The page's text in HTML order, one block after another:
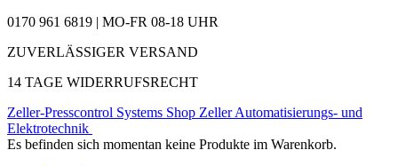
0170 961 6819 | MO-FR 08-18 UHR
ZUVERLÄSSIGER VERSAND
14 TAGE WIDERRUFSRECHT
Zeller-Presscontrol Systems Shop Zeller Automatisierungs- und
Elektrotechnik
Es befinden sich momentan keine Produkte im Warenkorb.